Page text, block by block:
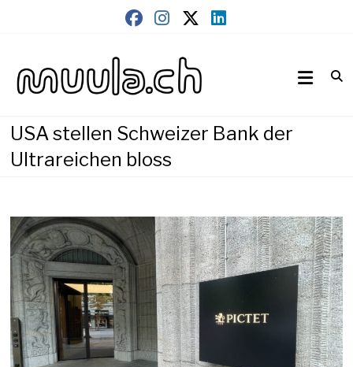
muula.ch
USA stellen Schweizer Bank der
Ultrareichen bloss